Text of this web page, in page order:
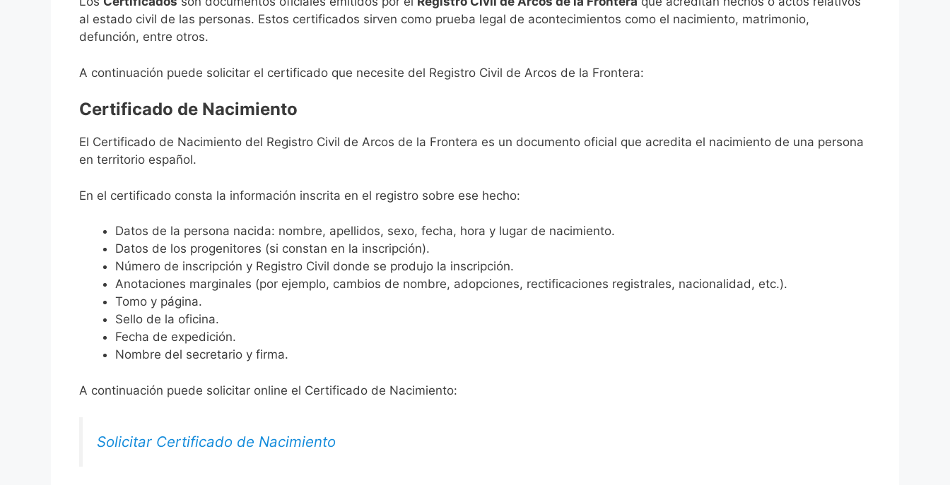
al estado civil de las personas. Estos certificados sirven como prueba legal de acontecimientos como el nacimiento, matrimonio,
defunción, entre otros.
A continuación puede solicitar el certificado que necesite del Registro Civil de Arcos de la Frontera:
Certificado de Nacimiento
El Certificado de Nacimiento del Registro Civil de Arcos de la Frontera es un documento oficial que acredita el nacimiento de una persona
en territorio español.
En el certificado consta la información inscrita en el registro sobre ese hecho:
Datos de la persona nacida: nombre, apellidos, sexo, fecha, hora y lugar de nacimiento.
Datos de los progenitores (si constan en la inscripción).
Número de inscripción y Registro Civil donde se produjo la inscripción.
Anotaciones marginales (por ejemplo, cambios de nombre, adopciones, rectificaciones registrales, nacionalidad, etc.).
Tomo y página.
Sello de la oficina.
Fecha de expedición.
Nombre del secretario y firma.
A continuación puede solicitar online el Certificado de Nacimiento:
Solicitar Certificado de Nacimiento